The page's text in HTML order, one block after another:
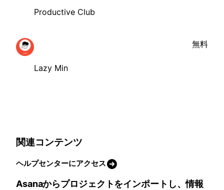
Productive Club
Lazy Min
無料
関連コンテンツ
ヘルプセンターにアクセス
Asanaからプロジェクトをインポートし、情報